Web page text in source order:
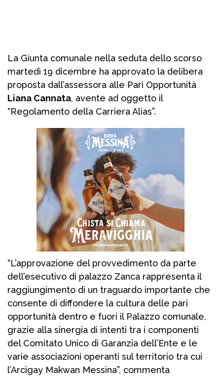
La Giunta comunale nella seduta dello scorso
martedì 19 dicembre ha approvato la delibera
proposta dall’assessora alle Pari Opportunità
Liana Cannata, avente ad oggetto il
“Regolamento della Carriera Alias”.
“L’approvazione del provvedimento da parte
dell’esecutivo di palazzo Zanca rappresenta il
raggiungimento di un traguardo importante che
consente di diffondere la cultura delle pari
opportunità dentro e fuori il Palazzo comunale,
grazie alla sinergia di intenti tra i componenti
del Comitato Unico di Garanzia dell’Ente e le
varie associazioni operanti sul territorio tra cui
l’Arcigay Makwan Messina”, commenta